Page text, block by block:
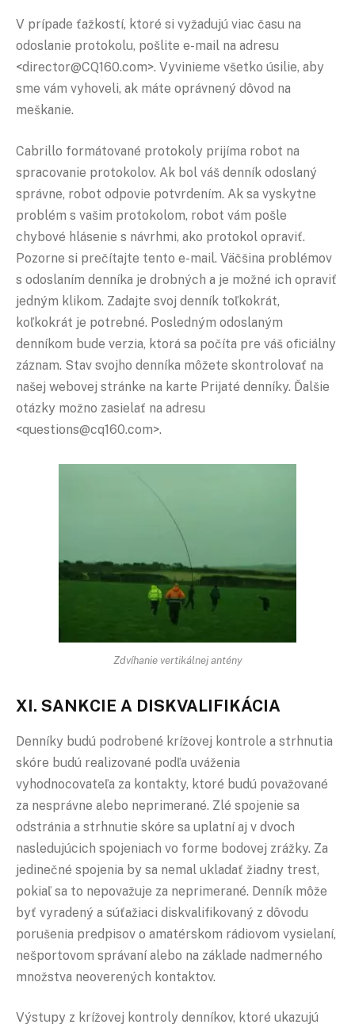
V prípade ťažkostí, ktoré si vyžadujú viac času na
odoslanie protokolu, pošlite e-mail na adresu
<director@CQ160.com>. Vyvinieme všetko úsilie, aby
sme vám vyhoveli, ak máte oprávnený dôvod na
meškanie.
Cabrillo formátované protokoly prijíma robot na
spracovanie protokolov. Ak bol váš denník odoslaný
správne, robot odpovie potvrdením. Ak sa vyskytne
problém s vašim protokolom, robot vám pošle
chybové hlásenie s návrhmi, ako protokol opraviť.
Pozorne si prečítajte tento e-mail. Väčšina problémov
s odoslaním denníka je drobných a je možné ich opraviť
jedným klikom. Zadajte svoj denník toľkokrát,
koľkokrát je potrebné. Posledným odoslaným
denníkom bude verzia, ktorá sa počíta pre váš oficiálny
záznam. Stav svojho denníka môžete skontrolovať na
našej webovej stránke na karte Prijaté denníky. Ďalšie
otázky možno zasielať na adresu
<questions@cq160.com>.
Zdvíhanie vertikálnej antény
XI. SANKCIE A DISKVALIFIKÁCIA
Denníky budú podrobené krížovej kontrole a strhnutia
skóre budú realizované podľa uváženia
vyhodnocovateľa za kontakty, ktoré budú považované
za nesprávne alebo neprimerané. Zlé spojenie sa
odstránia a strhnutie skóre sa uplatní aj v dvoch
nasledujúcich spojeniach vo forme bodovej zrážky. Za
jedinečné spojenia by sa nemal ukladať žiadny trest,
pokiaľ sa to nepovažuje za neprimerané. Denník môže
byť vyradený a súťažiaci diskvalifikovaný z dôvodu
porušenia predpisov o amatérskom rádiovom vysielaní,
nešportovom správaní alebo na základe nadmerného
množstva neoverených kontaktov.
Výstupy z krížovej kontroly denníkov, ktoré ukazujú